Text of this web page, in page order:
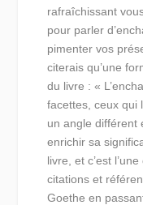
rafraîchissant
pour parler
pimenter vos
citerais qu’une
du livre :«
facettes, ceux qui
un angle différent
enrichir sa
livre, et c’est
citations et
Goethe en